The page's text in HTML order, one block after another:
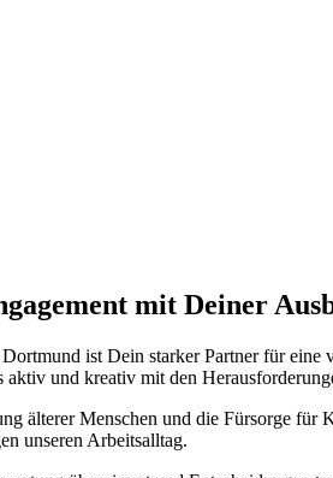
mit Deiner
ist Dein starker Partner für eine
und kreativ mit den
älterer Menschen und die Fürsorge
unseren Arbeitsalltag.